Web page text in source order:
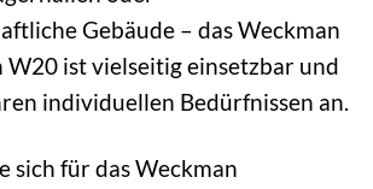
Gebäude – das Weckman
W20 ist vielseitig einsetzbar und
individuellen Bedürfnissen an.
sich für das Weckman